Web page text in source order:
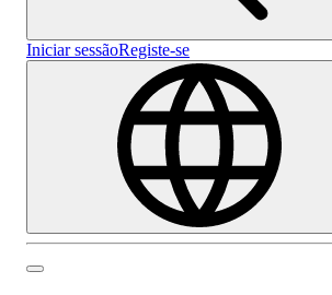
Iniciar sessãoRegiste-se